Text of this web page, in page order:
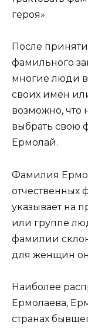
героя».
После
фамильного
многие люди
своих имен
возможно, что
выбрать свою
Ермолай.
Фамилия
отчественных
указывает на
или группе
фамилии
для женщин
Наиболее
Ермолаева,
странах